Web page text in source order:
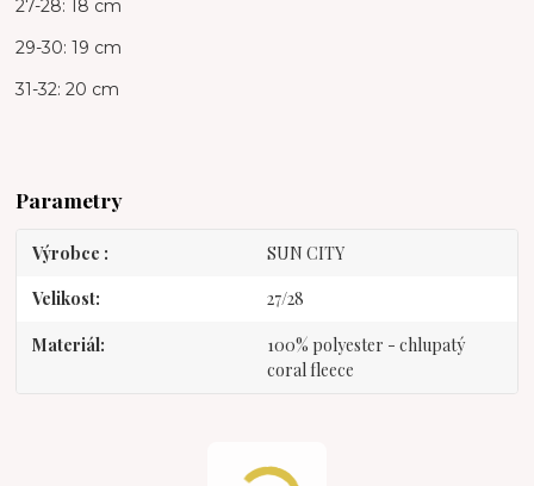
27-28: 18 cm
29-30: 19 cm
31-32: 20 cm
Parametry
Výrobce SUN CITY
Velikost 27/28
Materiál
100% polyester - chlupatý
coral fleece